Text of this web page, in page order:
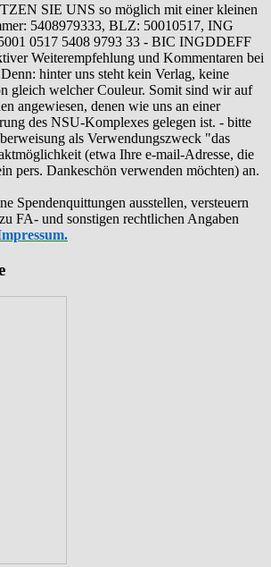
SIE UNS so möglich mit einer kleinen
5408979333, BLZ: 50010517, ING
0517 5408 9793 33 - BIC INGDDEFF
Weiterempfehlung und Kommentaren bei
hinter uns steht kein Verlag, keine
gleich welcher Couleur. Somit sind wir auf
angewiesen, denen wie uns an einer
des NSU-Komplexes gelegen ist. - bitte
als Verwendungszweck "das
(etwa Ihre e-mail-Adresse, die
pers. Dankeschön verwenden möchten) an.
Spendenquittungen ausstellen, versteuern
FA- und sonstigen rechtlichen Angaben